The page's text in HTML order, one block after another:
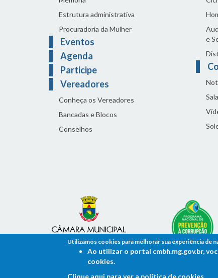
Estrutura administrativa
Procuradoria da Mulher
Eventos
Agenda
Participe
Vereadores
Conheça os Vereadores
Bancadas e Blocos
Conselhos
e
Utilizamos cookies para melhorar sua experiência de
Ao utilizar o portal cmbh.mg.gov.br,
cookies.
Clique aqui para ver a política de cookies